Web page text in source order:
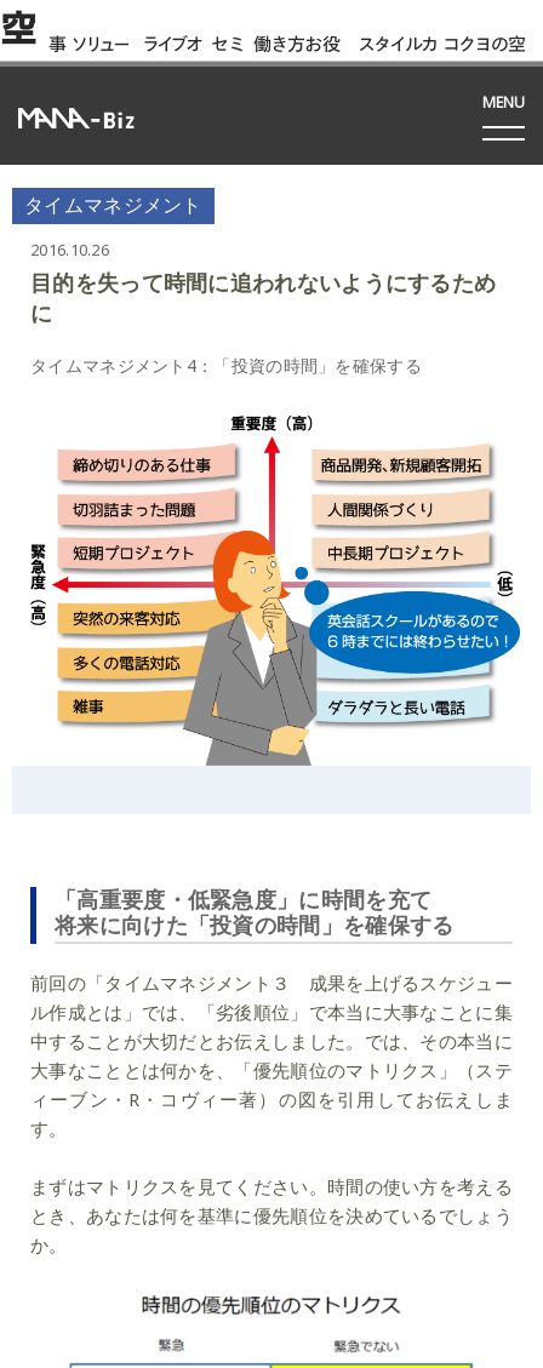
空 事
例
ソリュー
ション
ライブオ
フィス
セミ
ナー
働き方お役
立ち資料
スタイルカ
タログ
コクヨの空
間って!?
MENU
タイムマネジメント
2016.10.26
目的を失って時間に追われないようにするため
に
タイムマネジメント4：「投資の時間」を確保する
「高重要度・低緊急度」に時間を充て
将来に向けた「投資の時間」を確保する
前回の「タイムマネジメント３ 成果を上げるスケジュー
ル作成とは」では、「劣後順位」で本当に大事なことに集
中することが大切だとお伝えしました。では、その本当に
大事なこととは何かを、「優先順位のマトリクス」（ステ
ィーブン・R・コヴィー著）の図を引用してお伝えしま
す。
まずはマトリクスを見てください。時間の使い方を考える
とき、あなたは何を基準に優先順位を決めているでしょう
か。